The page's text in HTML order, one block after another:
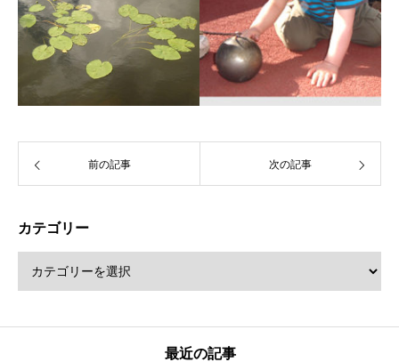
前の記事 次の記事
カテゴリー
最近の記事